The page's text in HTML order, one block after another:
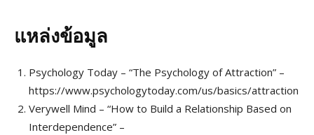
แหล่งข้อมูล
Psychology Today – “The Psychology of Attraction” –
https://www.psychologytoday.com/us/basics/attraction
Verywell Mind – “How to Build a Relationship Based on
Interdependence” –